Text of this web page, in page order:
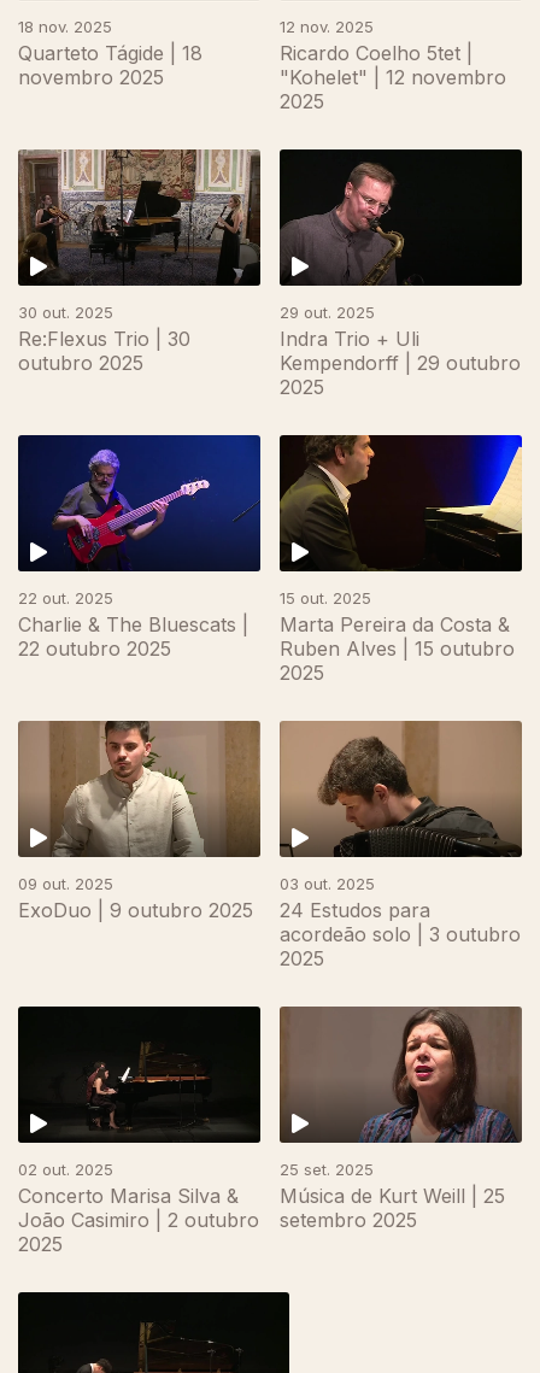
18 nov. 2025
Quarteto Tágide | 18
novembro 2025
12 nov. 2025
Ricardo Coelho 5tet |
"Kohelet" | 12 novembro
2025
30 out. 2025
Re:Flexus Trio | 30
outubro 2025
29 out. 2025
Indra Trio + Uli
Kempendorff | 29 outubro
2025
22 out. 2025
Charlie & The Bluescats |
22 outubro 2025
15 out. 2025
Marta Pereira da Costa &
Ruben Alves | 15 outubro
2025
09 out. 2025
ExoDuo | 9 outubro 2025
03 out. 2025
24 Estudos para
acordeão solo | 3 outubro
2025
02 out. 2025
Concerto Marisa Silva &
João Casimiro | 2 outubro
2025
25 set. 2025
Música de Kurt Weill | 25
setembro 2025